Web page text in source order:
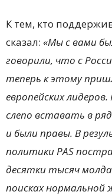
К тем, кто
сказал: «Мы с вами
говорили, что с
теперь к этому
европейских
слепо вставать в
и были правы. В
политики PAS
десятки тысяч
поисках нормальной